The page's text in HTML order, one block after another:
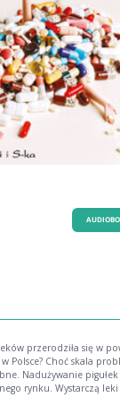
przerodziła się w
Polsce? Choć skala
Nadużywanie
rynku. Wystarczą leki